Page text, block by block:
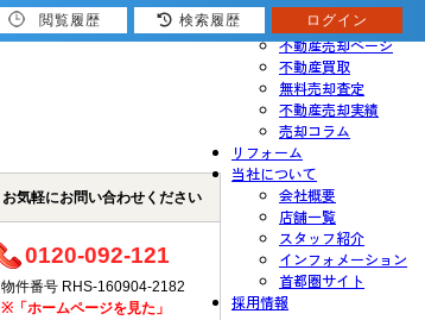
売りたい
不動産売却ページ
不動産買取
無料売却査定
不動産売却実績
売却コラム
リフォーム
当社について
会社概要
店舗一覧
スタッフ紹介
インフォメーション
首都圏サイト
採用情報
お気軽にお問い合わせください
0120-092-121
物件番号 RHS-160904-2182
※「ホームページを見た」
閲覧履歴 検索履歴 ログイン